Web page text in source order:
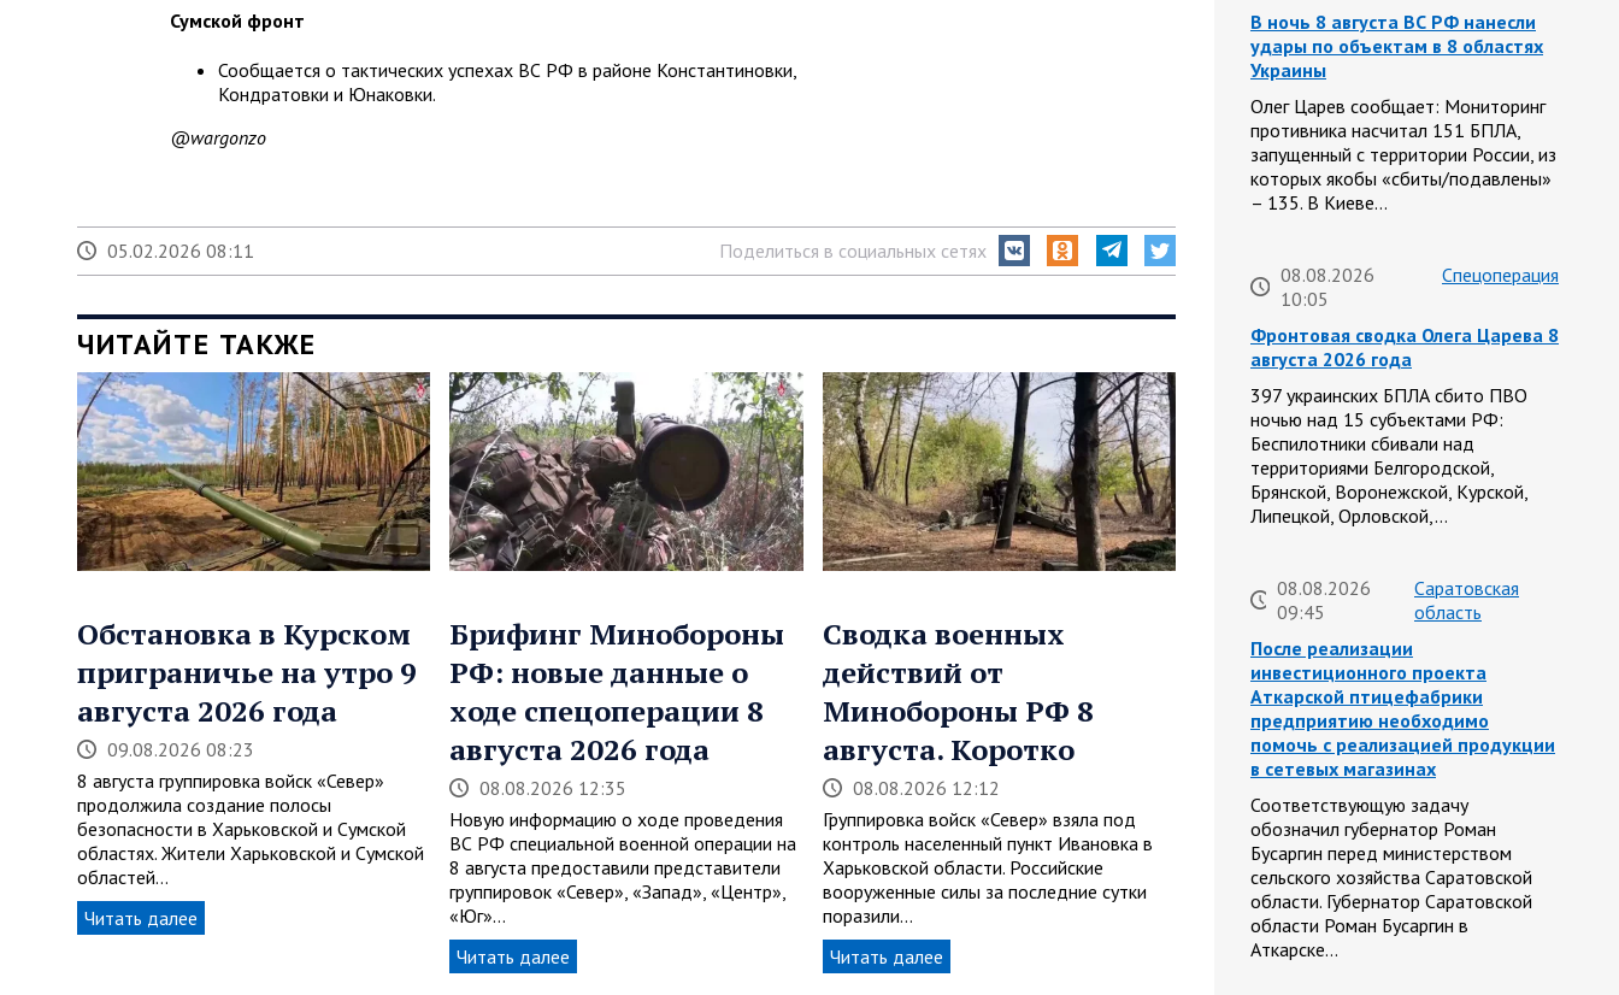
Сумской фронт
Сообщается о тактических успехах ВС РФ в районе Константиновки,
Кондратовки и Юнаковки.
@wargonzo
05.02.2026 08:11 Поделиться в социальных сетях
ЧИТАЙТЕ ТАКЖЕ
Обстановка в Курском
приграничье на утро 9
августа 2026 года
09.08.2026 08:23
8 августа группировка войск «Север»
продолжила создание полосы
безопасности в Харьковской и Сумской
областях. Жители Харьковской и Сумской
областей…
Читать далее
Брифинг Минобороны
РФ: новые данные о
ходе спецоперации 8
августа 2026 года
08.08.2026 12:35
Новую информацию о ходе проведения
ВС РФ специальной военной операции на
8 августа предоставили представители
группировок «Север», «Запад», «Центр»,
«Юг»…
Читать далее
Сводка военных
действий от
Минобороны РФ 8
августа. Коротко
08.08.2026 12:12
Группировка войск «Север» взяла под
контроль населенный пункт Ивановка в
Харьковской области. Российские
вооруженные силы за последние сутки
поразили…
Читать далее
В ночь 8 августа ВС РФ нанесли
удары по объектам в 8 областях
Украины
Олег Царев сообщает: Мониторинг
противника насчитал 151 БПЛА,
запущенный с территории России, из
которых якобы «сбиты/подавлены»
– 135. В Киеве…
08.08.2026
10:05
Спецоперация
Фронтовая сводка Олега Царева 8
августа 2026 года
397 украинских БПЛА сбито ПВО
ночью над 15 субъектами РФ:
Беспилотники сбивали над
территориями Белгородской,
Брянской, Воронежской, Курской,
Липецкой, Орловской,…
08.08.2026
09:45
Саратовская
область
После реализации
инвестиционного проекта
Аткарской птицефабрики
предприятию необходимо
помочь с реализацией продукции
в сетевых магазинах
Соответствующую задачу
обозначил губернатор Роман
Бусаргин перед министерством
сельского хозяйства Саратовской
области. Губернатор Саратовской
области Роман Бусаргин в
Аткарске…